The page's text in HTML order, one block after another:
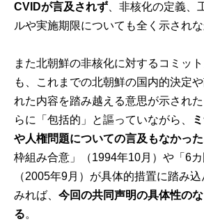
CVIDが言及されず 、非核化の定義、
ルや実施期限についても全く示されな
また北朝鮮の非核化に対するコミッ
も、これまでの北朝鮮の国内的決定
れた内容を踏み越える意思が示され
らに「包括的」と謳っていながら、
や人権問題についての言及もなかった
枠組み合意」（1994年10月）や「6カ
（2005年9月）が具体的措置に踏み
みれば、今回の共同声明の具体性の
る。